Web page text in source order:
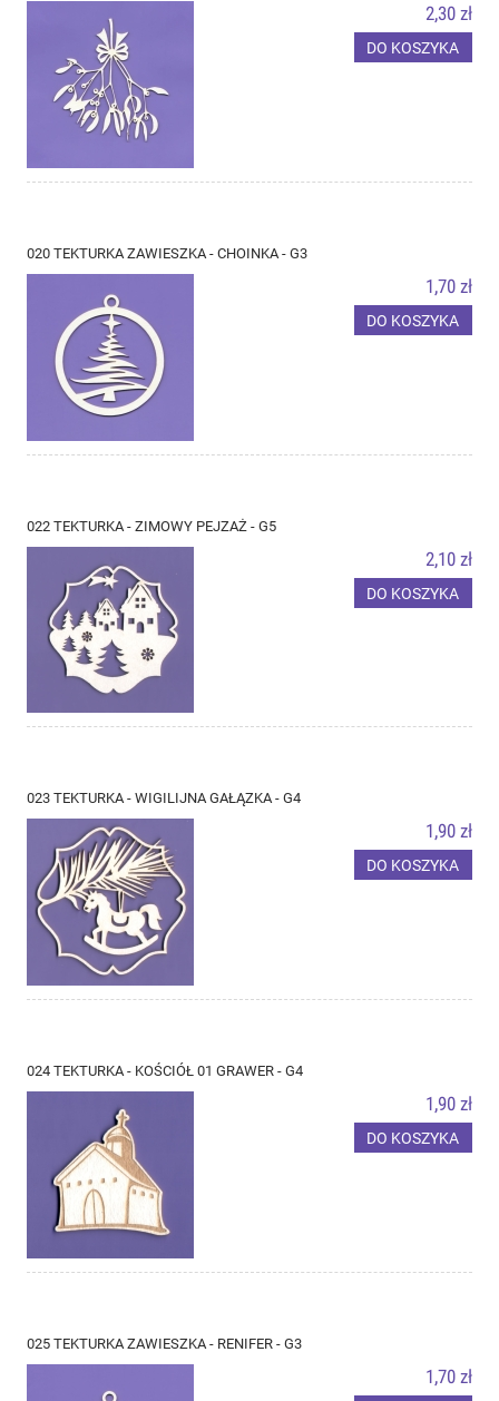
2,30 zł
DO KOSZYKA
020 TEKTURKA ZAWIESZKA - CHOINKA - G3
1,70 zł
DO KOSZYKA
022 TEKTURKA - ZIMOWY PEJZAŻ - G5
2,10 zł
DO KOSZYKA
023 TEKTURKA - WIGILIJNA GAŁĄZKA - G4
1,90 zł
DO KOSZYKA
024 TEKTURKA - KOŚCIÓŁ 01 GRAWER - G4
1,90 zł
DO KOSZYKA
025 TEKTURKA ZAWIESZKA - RENIFER - G3
1,70 zł